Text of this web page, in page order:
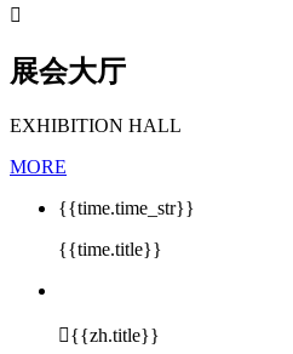

展会大厅
EXHIBITION HALL
MORE
{{time.time_str}}
{{time.title}}
{{zh.title}}